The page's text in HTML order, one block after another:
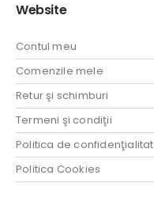
Website
Contul meu
Comenzile mele
Retur şi schimburi
Termeni şi condiţii
Politica de
Politica Cookies